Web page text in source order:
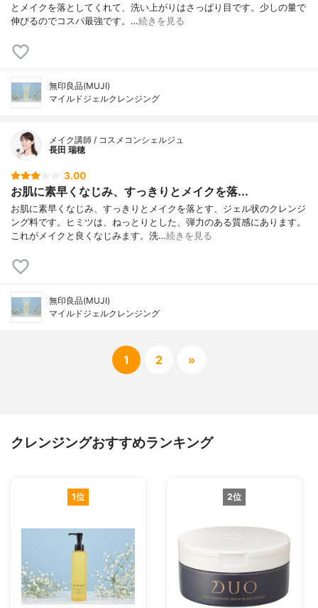
とメイクを落としてくれて、洗い上がりはさっぱり目です。少しの量で
伸びるのでコスパ最強です。…続きを見る
無印良品(MUJI)
マイルドジェルクレンジング
メイク講師 / コスメコンシェルジュ
長田 瑞穂
3.00
お肌に素早くなじみ、すっきりとメイクを落...
お肌に素早くなじみ、すっきりとメイクを落とす、ジェル状のクレンジ
ング料です。ヒミツは、ねっとりとした、弾力のある質感にあります。
これがメイクと良くなじみます。洗…続きを見る
無印良品(MUJI)
マイルドジェルクレンジング
1 2 »
クレンジングおすすめランキング
1位 2位